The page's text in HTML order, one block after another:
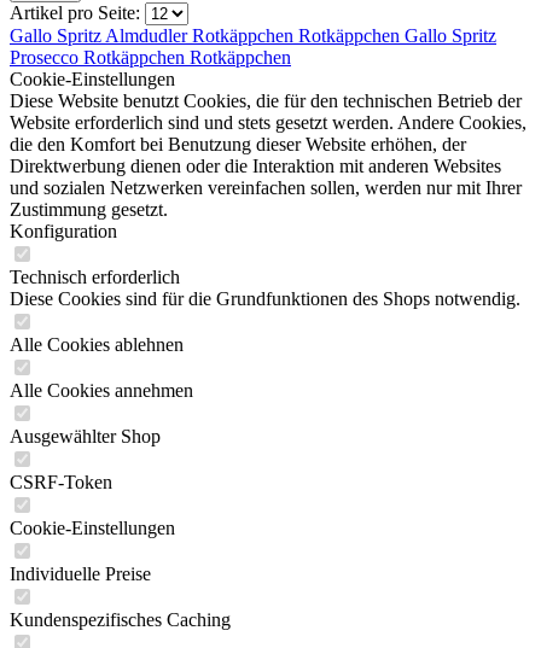
Artikel pro Seite:
Gallo Spritz AlmdudlerRotkäppchen Rotkäppchen Gallo Spritz
Prosecco Rotkäppchen Rotkäppchen
Cookie-Einstellungen
Diese Website benutzt Cookies, die für den technischen Betrieb der
Website erforderlich sind und stets gesetzt werden. Andere Cookies,
die den Komfort bei Benutzung dieser Website erhöhen, der
Direktwerbung dienen oder die Interaktion mit anderen Websites
und sozialen Netzwerken vereinfachen sollen, werden nur mit Ihrer
Zustimmung gesetzt.
Konfiguration
Technisch erforderlich
Diese Cookies sind für die Grundfunktionen des Shops notwendig.
Alle Cookies ablehnen
Alle Cookies annehmen
Ausgewählter Shop
CSRF-Token
Cookie-Einstellungen
Individuelle Preise
Kundenspezifisches Caching